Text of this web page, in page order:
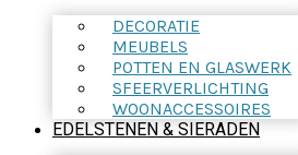
DECORATIE
MEUBELS
POTTEN EN GLASWERK
SFEERVERLICHTING
WOONACCESSOIRES
EDELSTENEN & SIERADEN